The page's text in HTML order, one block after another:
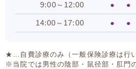
9:00～12:00 ● ●
14:00～17:00 ● ●
★…自費診療のみ（一般保険診療は行
※当院では男性の陰部・鼠径部・肛門